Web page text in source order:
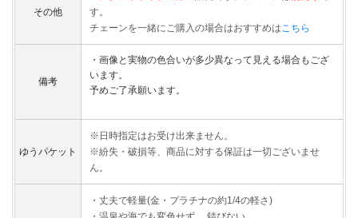
その他
す。
チェーンを一緒にご購入の場合はおすすめは こちら
備考
・画像と実物の色合いが多少異なって見える場合もござ
います。
予めご了承願います。
ゆうパケット
※日時指定はお受け出来ません。
※紛失・破損等、商品に対する保証は一切ございませ
ん。
・丈夫で軽量(金・プラチナの約1/4の軽さ)